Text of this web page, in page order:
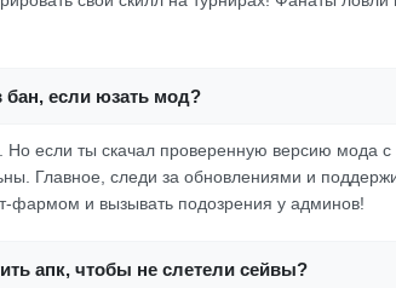
бан, если юзать мод?
Но если ты скачал проверенную версию мода с
Главное, следи за обновлениями и
фармом и вызывать подозрения у админов!
апк, чтобы не слетели сейвы?